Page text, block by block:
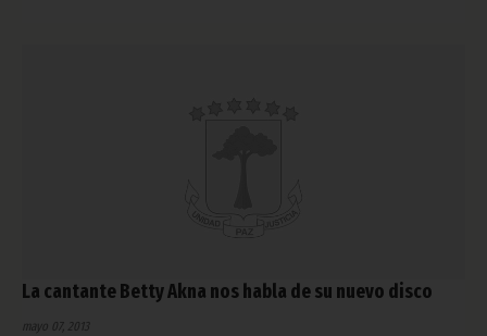
La cantante Betty Akna nos habla de su nuevo disco
mayo 07, 2013